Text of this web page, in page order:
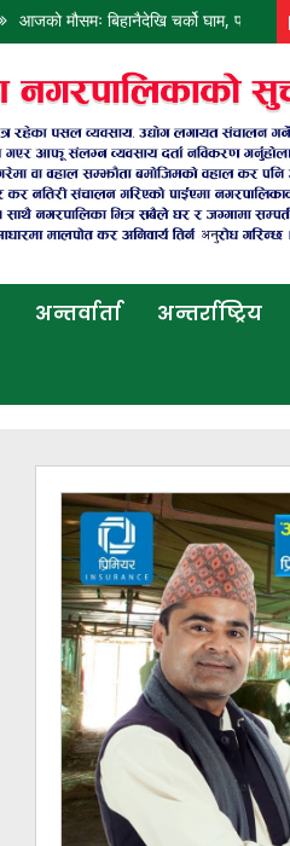
आजको मौसमः बिहानैदेखि चर्को घाम, पानी पर्ने
अन्तर्वार्ता अन्तर्राष्ट्रिय